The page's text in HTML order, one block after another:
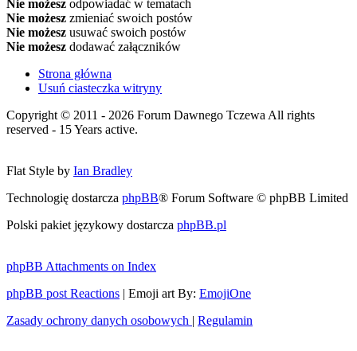
Nie możesz odpowiadać w tematach
Nie możesz zmieniać swoich postów
Nie możesz usuwać swoich postów
Nie możesz dodawać załączników
Strona główna
Usuń ciasteczka witryny
Copyright © 2011 - 2026 Forum Dawnego Tczewa All rights
reserved - 15 Years active.
Flat Style by Ian Bradley
Technologię dostarcza phpBB® Forum Software © phpBB Limited
Polski pakiet językowy dostarcza phpBB.pl
phpBB Attachments on Index
phpBB post Reactions | Emoji art By: EmojiOne
Zasady ochrony danych osobowych | Regulamin